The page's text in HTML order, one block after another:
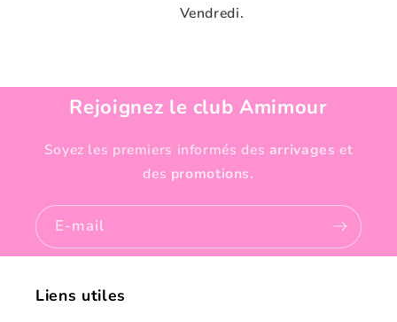
Vendredi.
Rejoignez le club Amimour
Soyez les premiers informés des arrivageset
des promotions.
E-mail
Liens utiles